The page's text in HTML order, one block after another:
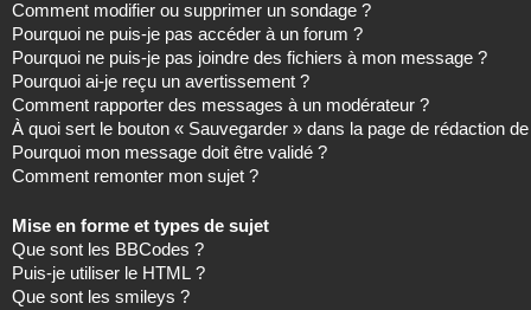
Comment modifier ou supprimer un sondage ?
Pourquoi ne puis-je pas accéder à un forum ?
Pourquoi ne puis-je pas joindre des fichiers à mon message ?
Pourquoi ai-je reçu un avertissement ?
Comment rapporter des messages à un modérateur ?
À quoi sert le bouton « Sauvegarder » dans la page de rédaction
Pourquoi mon message doit être validé ?
Comment remonter mon sujet ?
Mise en forme et types de sujet
Que sont les BBCodes ?
Puis-je utiliser le HTML ?
Que sont les smileys ?